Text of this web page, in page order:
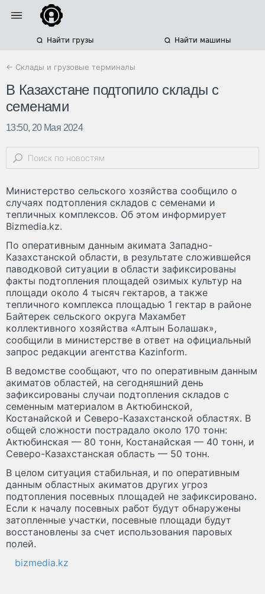
Найти грузы Найти машины
← Склады и грузовые терминалы
В Казахстане подтопило склады с
семенами
13:50, 20 Мая 2024
Министерство сельского хозяйства сообщило о
случаях подтопления складов с семенами и
тепличных комплексов. Об этом информирует
Bizmedia.kz.
По оперативным данным акимата Западно-
Казахстанской области, в результате сложившейся
паводковой ситуации в области зафиксированы
факты подтопления площадей озимых культур на
площади около 4 тысяч гектаров, а также
тепличного комплекса площадью 1 гектар в районе
Байтерек сельского округа Махамбет
коллективного хозяйства «Алтын Болашак»,
сообщили в министерстве в ответ на официальный
запрос редакции агентства Kazinform.
В ведомстве сообщают, что по оперативным данным
акиматов областей, на сегодняшний день
зафиксированы случаи подтопления складов с
семенным материалом в Актюбинской,
Костанайской и Северо-Казахстанской областях. В
общей сложности пострадало около 170 тонн:
Актюбинская — 80 тонн, Костанайская — 40 тонн, и
Северо-Казахстанская область — 50 тонн.
В целом ситуация стабильная, и по оперативным
данным областных акиматов других угроз
подтопления посевных площадей не зафиксировано.
Если к началу посевных работ будут обнаружены
затопленные участки, посевные площади будут
восстановлены за счет использования паровых
полей.
bizmedia.kz